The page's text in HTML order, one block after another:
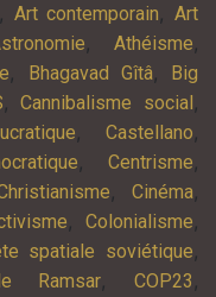
, Art contemporain,Art
,Athéisme,
, Bhagavad Gîtâ,
Big
,Cannibalisme social ,
,Castellano,
,Centrisme,
, Cinéma,
, Colonialisme,
spatiale soviétique,
Ramsar, COP23 ,